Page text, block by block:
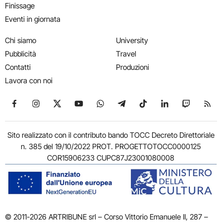
Finissage
Eventi in giornata
Chi siamo
Pubblicità
Contatti
Lavora con noi
University
Travel
Produzioni
Seguici su Facebook
Seguici su Instagram
Seguici su X
Seguici su YouTube
Seguici su WhatsApp
Seguici su Telegram
Seguici su TikTok
Seguici su
Seguici
Sito realizzato con il contributo bando TOCC Decreto Direttoriale
n. 385 del 19/10/2022 PROT. PROGETTOTOCC0000125
COR15906233 CUPC87J23001080008
© 2011-2026 ARTRIBUNE srl – Corso Vittorio Emanuele II, 287 –